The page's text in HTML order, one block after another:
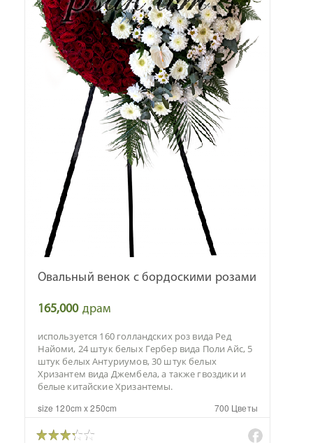
Овальный венок с бордоскими розами
165,000 драм
используется 160 голландских роз вида Ред
Найоми, 24 штук белых Гербер вида Поли Айс, 5
штук белых Антуриумов, 30 штук белых
Хризантем вида Джембела, а также гвоздики и
белые китайские Хризантемы.
size 120cm x 250cm 700 Цветы